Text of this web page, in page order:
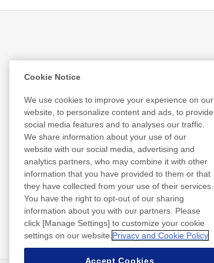
IR情報
経営方針
IRニュース
IRカレンダー
Cookie Notice
We use cookies to improve your experience on our
website, to personalize content and ads, to provide
social media features and to analyses our traffic.
We share information about your use of our
website with our social media, advertising and
analytics partners, who may combine it with other
information that you have provided to them or that
they have collected from your use of their services.
You have the right to opt-out of our sharing
information about you with our partners. Please
click [Manage Settings] to customize your cookie
settings on our website. Privacy and Cookie Policy
Accept Cookies